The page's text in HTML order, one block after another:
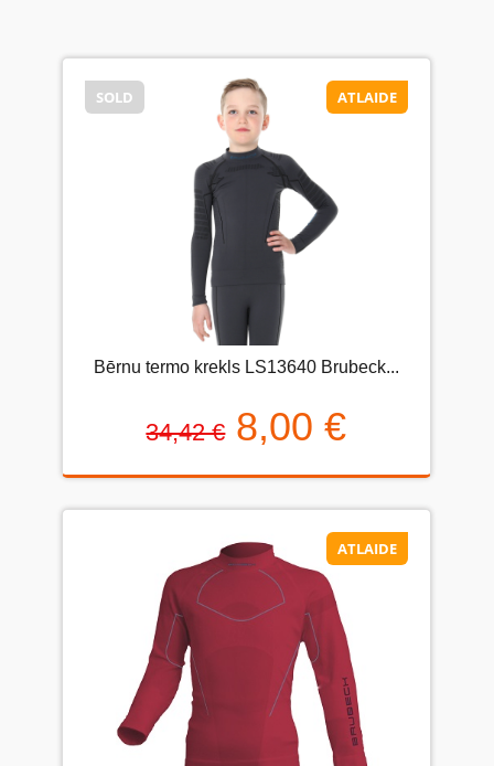
SOLD ATLAIDE
Bērnu termo krekls LS13640 Brubeck...
34,42 € 8,00 €
ATLAIDE